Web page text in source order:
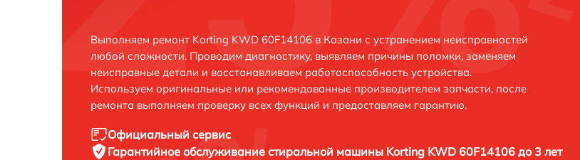
Выполняем ремонт Korting KWD 60F14106 в Казани с устранением неисправностей
любой сложности. Проводим диагностику, выявляем причины поломки, заменяем
неисправные детали и восстанавливаем работоспособность устройства.
Используем оригинальные или рекомендованные производителем запчасти, после
ремонта выполняем проверку всех функций и предоставляем гарантию.
Официальный сервис
Гарантийное обслуживание стиральной машины Korting KWD 60F14106 до 3 лет